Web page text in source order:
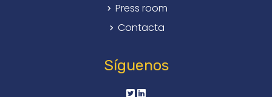
Press room
Contacta
Síguenos